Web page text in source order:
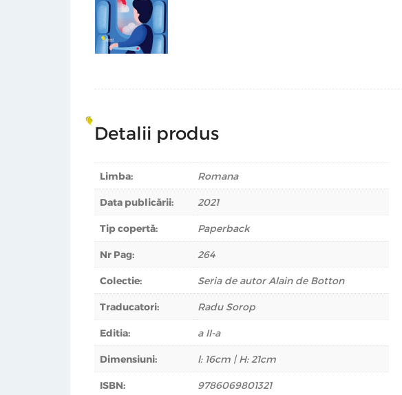
Detalii produs
Limba: Romana
Data publicării: 2021
Tip copertă: Paperback
Nr Pag: 264
Colectie: Seria de autor Alain de Botton
Traducatori: Radu Sorop
Editia: a II-a
Dimensiuni: l: 16cm | H: 21cm
ISBN: 9786069801321